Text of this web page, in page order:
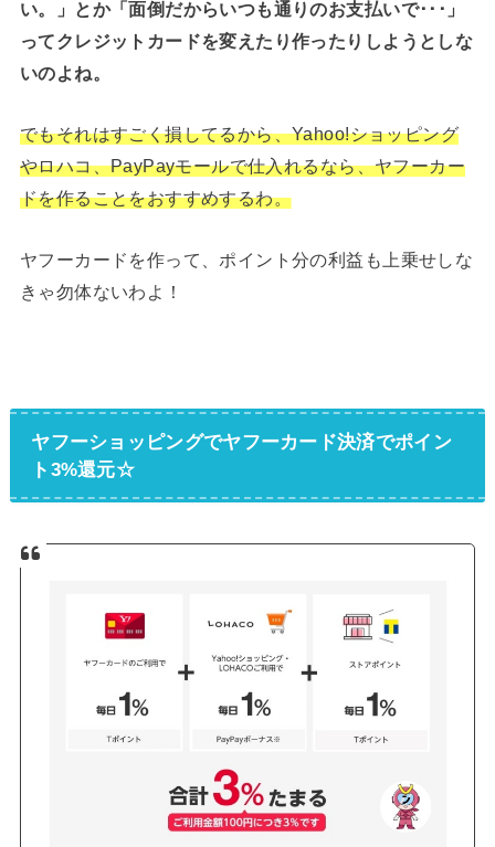
い。」とか「面倒だからいつも通りのお支払いで･･･」
ってクレジットカードを変えたり作ったりしようとしな
いのよね。
でもそれはすごく損してるから、Yahoo!ショッピング
やロハコ、PayPayモールで仕入れるなら、ヤフーカー
ドを作ることをおすすめするわ。
ヤフーカードを作って、ポイント分の利益も上乗せしな
きゃ勿体ないわよ！
ヤフーショッピングでヤフーカード決済でポイン
ト3%還元☆